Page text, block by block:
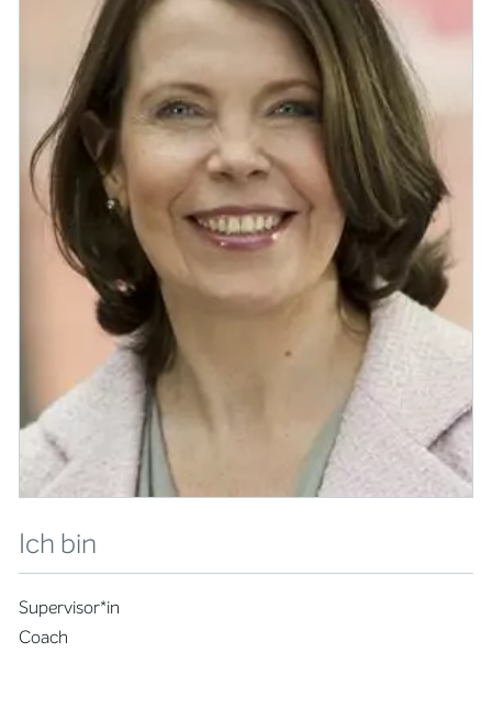
Ich bin
Supervisor*in
Coach